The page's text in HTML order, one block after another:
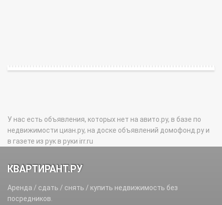
У нас есть объявления, которых нет на авито.ру, в базе по
недвижимости циан.ру, на доске объявлений домофонд.ру и
в газете из рук в руки irr.ru
КВАРТИРАНТ.РУ
Аренда / сдать / снять / купить недвижимость без
посредников.